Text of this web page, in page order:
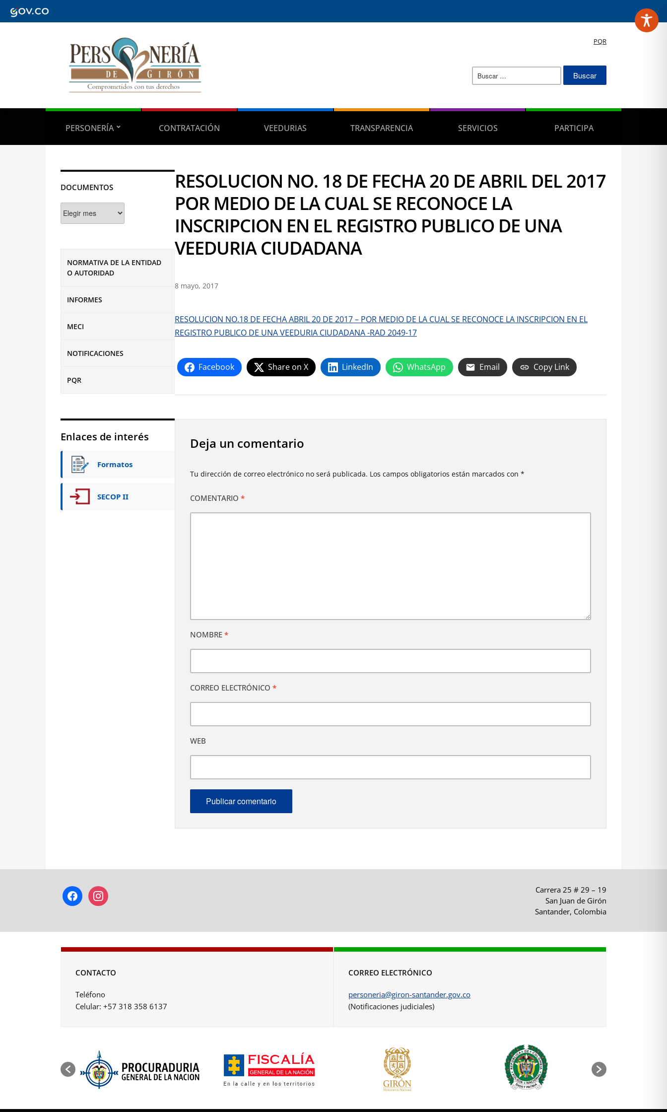
PQR
Buscar:
PERSONERÍA CONTRATACIÓN VEEDURIAS TRANSPARENCIA SERVICIOS PARTICIPA
DOCUMENTOS
NORMATIVA DE LA ENTIDAD
O AUTORIDAD
INFORMES
MECI
NOTIFICACIONES
PQR
Enlaces de interés
Formatos
SECOP II
RESOLUCION NO. 18 DE FECHA 20 DE ABRIL DEL 2017
POR MEDIO DE LA CUAL SE RECONOCE LA
INSCRIPCION EN EL REGISTRO PUBLICO DE UNA
VEEDURIA CIUDADANA
8 mayo, 2017
RESOLUCION NO.18 DE FECHA ABRIL 20 DE 2017 – POR MEDIO DE LA CUAL SE RECONOCE LA INSCRIPCION EN EL
REGISTRO PUBLICO DE UNA VEEDURIA CIUDADANA -RAD 2049-17
Facebook Share on X LinkedIn WhatsApp Email Copy Link
Deja un comentario
Tu dirección de correo electrónico no será publicada. Los campos obligatorios están marcados con *
COMENTARIO *
NOMBRE *
CORREO ELECTRÓNICO *
WEB
facebookinstagram
Carrera 25 # 29 – 19
San Juan de Girón
Santander, Colombia
CONTACTO
Teléfono
Celular: +57 318 358 6137
CORREO ELECTRÓNICO
personeria@giron-santander.gov.co
(Notificaciones judiciales)